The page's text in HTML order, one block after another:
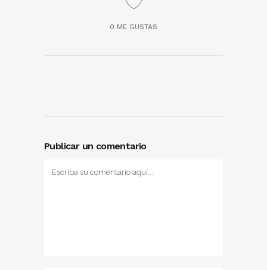
0 ME GUSTAS
Publicar un comentario